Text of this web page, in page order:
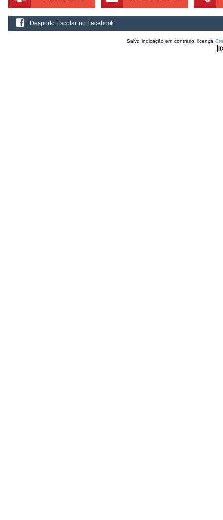
Desporto Escolar no Facebook
Salvo indicação em contrário, licença